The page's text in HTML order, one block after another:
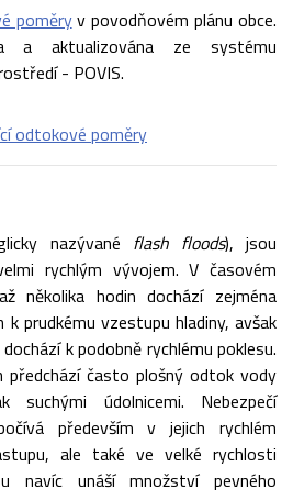
poměryv povodňovém plánu obce.
a aktualizována ze systému
- POVIS.
odtokové poměry
nazývané flash floods), jsou
rychlým vývojem. V časovém
několika hodin dochází zejména
prudkému vzestupu hladiny, avšak
k podobně rychlému poklesu.
předchází často plošný odtok vody
údolnicemi. Nebezpečí
především v jejich rychlém
ale také ve velké rychlosti
navíc unáší množství pevného